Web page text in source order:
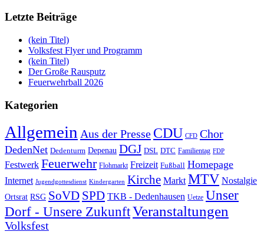
Letzte Beiträge
(kein Titel)
Volksfest Flyer und Programm
(kein Titel)
Der Große Rausputz
Feuerwehrball 2026
Kategorien
Allgemein Aus der Presse CDU CFD Chor
DedenNet Dedenturm Depenau DGJ DSL DTC Familientag FDP
Festwerk Feuerwehr Flohmarkt Freizeit Fußball Homepage
Internet Jugendgottesdienst Kindergarten Kirche Markt MTV Nostalgie
Ortsrat RSG SoVD SPD TKB - Dedenhausen Uetze Unser
Dorf - Unsere ZukunftVeranstaltungen
Volksfest